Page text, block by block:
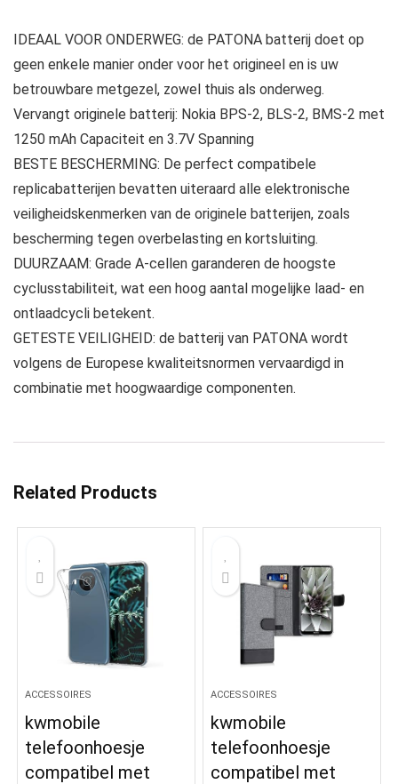
IDEAAL VOOR ONDERWEG: de PATONA batterij doet op
geen enkele manier onder voor het origineel en is uw
betrouwbare metgezel, zowel thuis als onderweg.
Vervangt originele batterij: Nokia BPS-2, BLS-2, BMS-2 met
1250 mAh Capaciteit en 3.7V Spanning
BESTE BESCHERMING: De perfect compatibele
replicabatterijen bevatten uiteraard alle elektronische
veiligheidskenmerken van de originele batterijen, zoals
bescherming tegen overbelasting en kortsluiting.
DUURZAAM: Grade A-cellen garanderen de hoogste
cyclusstabiliteit, wat een hoog aantal mogelijke laad- en
ontlaadcycli betekent.
GETESTE VEILIGHEID: de batterij van PATONA wordt
volgens de Europese kwaliteitsnormen vervaardigd in
combinatie met hoogwaardige componenten.
Related Products
ACCESSOIRES
kwmobile
telefoonhoesje
compatibel met
ACCESSOIRES
kwmobile
telefoonhoesje
compatibel met